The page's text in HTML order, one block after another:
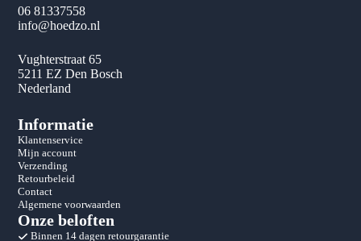
06 81337558
info@hoedzo.nl
Vughterstraat 65
5211 EZ Den Bosch
Nederland
Informatie
Klantenservice
Mijn account
Verzending
Retourbeleid
Contact
Algemene voorwaarden
Onze beloften
Binnen 14 dagen retourgarantie